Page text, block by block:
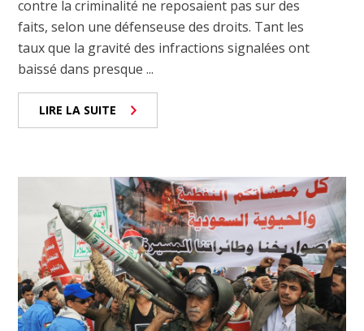
contre la criminalité ne reposaient pas sur des
faits, selon une défenseuse des droits. Tant les
taux que la gravité des infractions signalées ont
baissé dans presque ...
LIRE LA SUITE